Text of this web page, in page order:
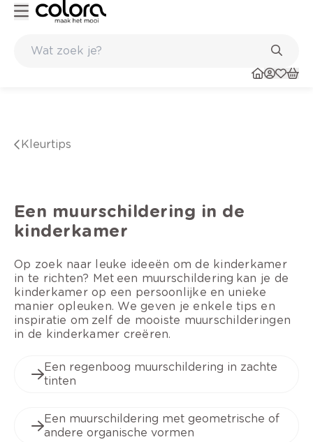
kleurtips
Een muurschildering in de
kinderkamer
Op zoek naar leuke ideeën om de kinderkamer
in te richten? Met een muurschildering kan je de
kinderkamer op een persoonlijke en unieke
manier opleuken. We geven je enkele tips en
inspiratie om zelf de mooiste muurschilderingen
in de kinderkamer creëren.
Een regenboog muurschildering in zachte
tinten
Een muurschildering met geometrische of
andere organische vormen